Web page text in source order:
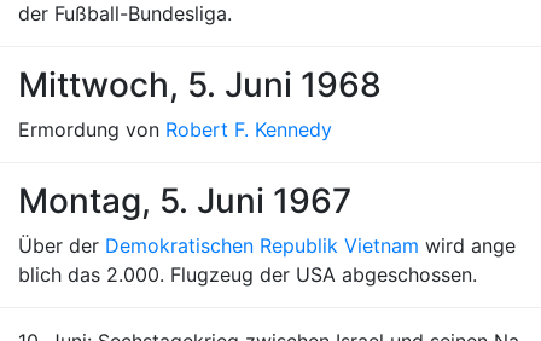
der Fußball-Bundesliga.
Mittwoch, 5. Juni 1968
Ermordung von Robert F. Kennedy
Montag, 5. Juni 1967
Über der Demokratischen Republik Vietnam wird ange
blich das 2.000. Flugzeug der USA abgeschossen.